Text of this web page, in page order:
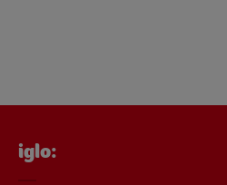
iglo: